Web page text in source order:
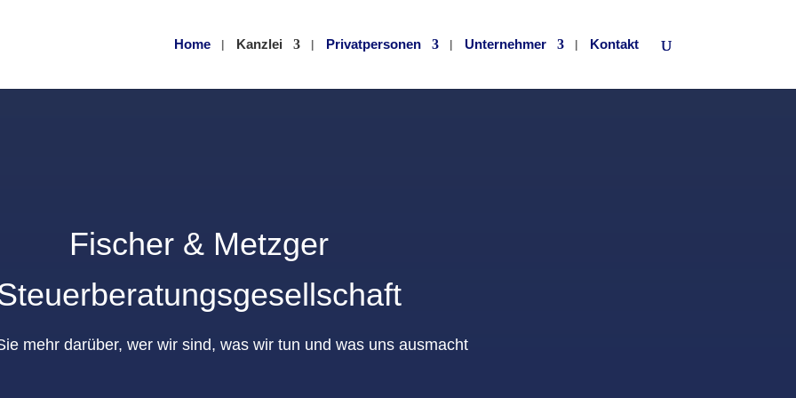
Home Kanzlei Privatpersonen Unternehmer Kontakt
Fischer & Metzger
mehr darüber, wer wir sind, was wir tun und was uns ausmacht